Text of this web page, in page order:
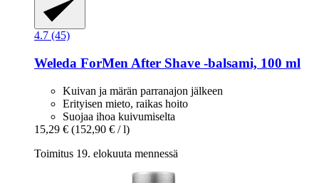
4.7 (45)
Weleda ForMen After Shave -​balsami, 100 ml
Kuivan ja märän parranajon jälkeen
Erityisen mieto, raikas hoito
Suojaa ihoa kuivumiselta
15,29 € (152,90 € / l)
Toimitus 19. elokuuta mennessä